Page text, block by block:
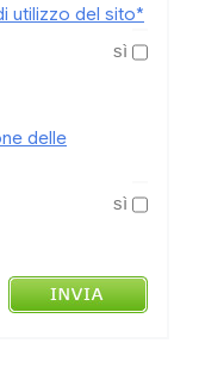
utilizzo del sito*
sì
delle
sì